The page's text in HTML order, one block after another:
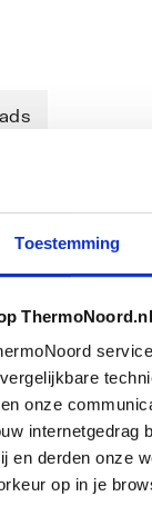
Toestemming
ThermoNoord.nl
onze
internetgedrag
en derden onze
op in je
Ja
Ja